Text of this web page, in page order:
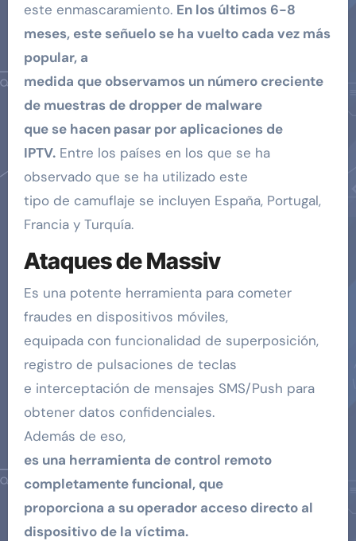
este enmascaramiento. En los últimos 6-8
meses, este señuelo se ha vuelto cada vez más
popular, a
medida que observamos un número creciente
de muestras de dropper de malware
que se hacen pasar por aplicaciones de
IPTV.Entre los países en los que se ha
observado que se ha utilizado este
tipo de camuflaje se incluyen España, Portugal,
Francia y Turquía.
Ataques de Massiv
Es una potente herramienta para cometer
fraudes en dispositivos móviles,
equipada con funcionalidad de superposición,
registro de pulsaciones de teclas
e interceptación de mensajes SMS/Push para
obtener datos confidenciales.
Además de eso,
es una herramienta de control remoto
completamente funcional, que
proporciona a su operador acceso directo al
dispositivo de la víctima.